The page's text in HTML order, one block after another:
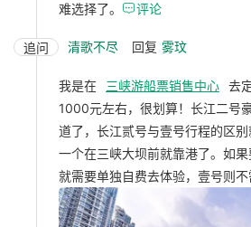
难选择了。 评论
追问 清歌不尽 回复 雾玟
我是在 三峡游船票销售中心 去
1000元左右，很划算！长江二号
道了，长江贰号与壹号行程的区别
一个在三峡大坝前就靠港了。如
就需要单独自费去体验，壹号则不